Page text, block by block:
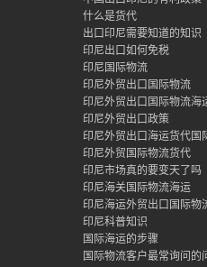
什么是货代
出口印尼需要知道的知识
印尼出口如何免税
印尼国际物流
印尼外贸出口国际物流
印尼外贸出口国际物流海
印尼外贸出口政策
印尼外贸出口海运货代国
印尼外贸国际物流货代
印尼市场真的要变天了吗
印尼海关国际物流海运
印尼海运外贸出口国际物
印尼科普知识
国际海运的步骤
国际物流客户最常询问的